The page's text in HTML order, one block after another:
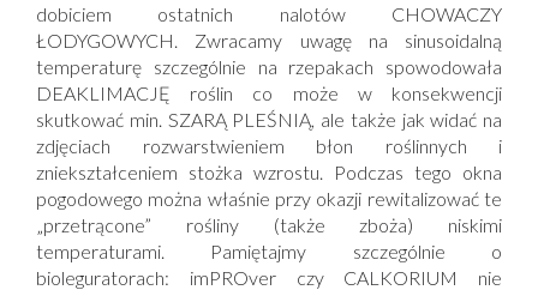
dobiciem ostatnich nalotów CHOWACZY
ŁODYGOWYCH. Zwracamy uwagę na sinusoidalną
temperaturę szczególnie na rzepakach spowodowała
DEAKLIMACJĘ roślin co może w konsekwencji
skutkować min. SZARĄ PLEŚNIĄ, ale także jak widać na
zdjęciach rozwarstwieniem błon roślinnych i
zniekształceniem stożka wzrostu. Podczas tego okna
pogodowego można właśnie przy okazji rewitalizować te
„przetrącone” rośliny (także zboża) niskimi
temperaturami. Pamiętajmy szczególnie o
bioleguratorach: imPROver czy CALKORIUM nie